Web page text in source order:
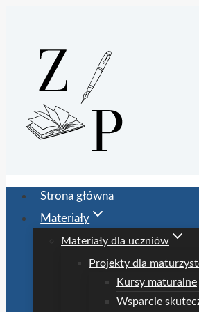
Strona główna
Materiały
Materiały dla uczniów
Projekty dla
Kursy maturalne
Wsparcie